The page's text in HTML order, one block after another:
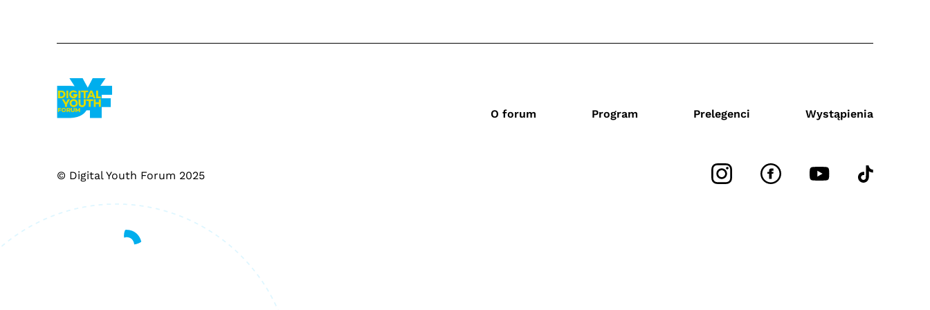
O forum Program Prelegenci Wystąpienia
© Digital Youth Forum 2025